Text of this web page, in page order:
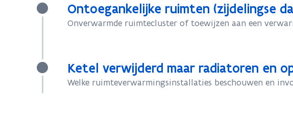
Ontoegankelijke ruimten (zijdelingse
Onverwarmde ruimtecluster of toewijzen aan een
Ketel verwijderd maar radiatoren en
Welke ruimteverwarmingsinstallaties beschouwen en